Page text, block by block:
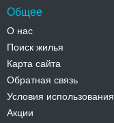
Общее
О нас
Поиск жилья
Карта сайта
Обратная связь
Условия использования
Акции